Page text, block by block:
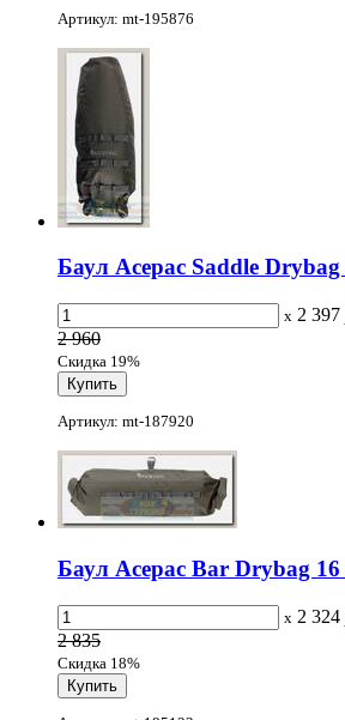
Артикул: mt-195876
Баул Acepac Saddle
x 2 397
2 960
Скидка 19%
Артикул: mt-187920
Баул Acepac Bar Drybag
x 2 324
2 835
Скидка 18%